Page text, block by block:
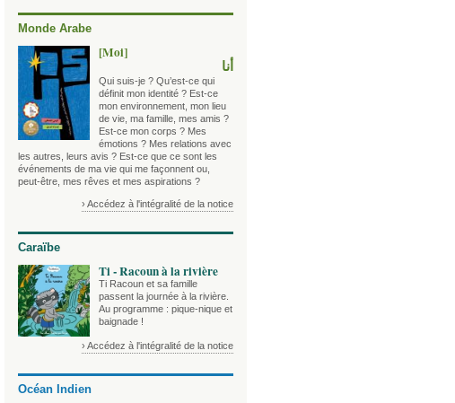
Monde Arabe
[Moi]
أنا
Qui suis-je ? Qu’est-ce qui
définit mon identité ? Est-ce
mon environnement, mon lieu
de vie, ma famille, mes amis ?
Est-ce mon corps ? Mes
émotions ? Mes relations avec
les autres, leurs avis ? Est-ce que ce sont les
événements de ma vie qui me façonnent ou,
peut-être, mes rêves et mes aspirations ?
› Accédez à l'intégralité de la notice
Caraïbe
Ti - Racoun à la rivière
Ti Racoun et sa famille
passent la journée à la rivière.
Au programme : pique-nique et
baignade !
› Accédez à l'intégralité de la notice
Océan Indien